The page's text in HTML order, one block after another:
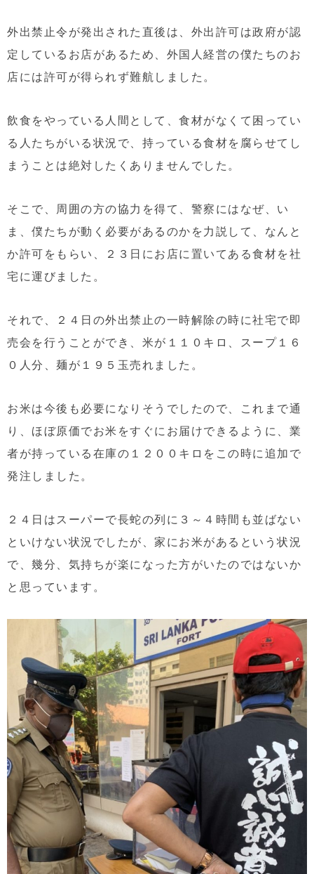
外出禁止令が発出された直後は、外出許可は政府が認
定しているお店があるため、外国人経営の僕たちのお
店には許可が得られず難航しました。
飲食をやっている人間として、食材がなくて困ってい
る人たちがいる状況で、持っている食材を腐らせてし
まうことは絶対したくありませんでした。
そこで、周囲の方の協力を得て、警察にはなぜ、い
ま、僕たちが動く必要があるのかを力説して、なんと
か許可をもらい、２３日にお店に置いてある食材を社
宅に運びました。
それで、２４日の外出禁止の一時解除の時に社宅で即
売会を行うことができ、米が１１０キロ、スープ１６
０人分、麺が１９５玉売れました。
お米は今後も必要になりそうでしたので、これまで通
り、ほぼ原価でお米をすぐにお届けできるように、業
者が持っている在庫の１２００キロをこの時に追加で
発注しました。
２４日はスーパーで長蛇の列に３～４時間も並ばない
といけない状況でしたが、家にお米があるという状況
で、幾分、気持ちが楽になった方がいたのではないか
と思っています。